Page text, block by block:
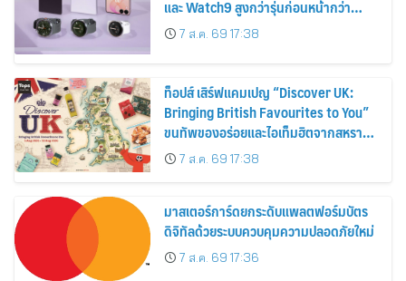
และ Watch9 สูงกว่ารุ่นก่อนหน้ากว่า
30%7 ส.ค. 69 17:38
ท็อปส์ เสิร์ฟแคมเปญ “Discover UK:
Bringing British Favourites to You”
ขนทัพของอร่อยและไอเท็มฮิตจากสหราช
อาณาจักร ส่งตรงถึงมือตั้งแต่วันนี้ – 18
สิงหาคมนี้
7 ส.ค. 69 17:38
มาสเตอร์การ์ดยกระดับแพลตฟอร์มบัตร
ดิจิทัลด้วยระบบควบคุมความปลอดภัยใหม่
7 ส.ค. 69 17:36